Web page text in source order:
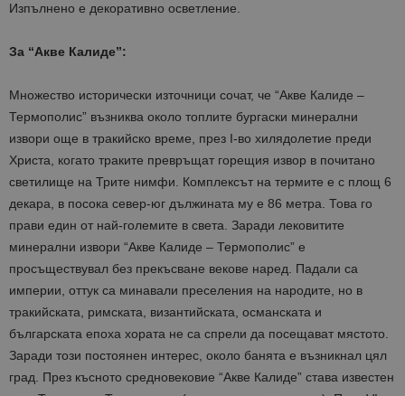
Изпълнено е декоративно осветление.
За “Акве Калиде”:
Множество исторически източници сочат, че “Акве Калиде –
Термополис” възниква около топлите бургаски минерални
извори още в тракийско време, през І-во хилядолетие преди
Христа, когато траките превръщат горещия извор в почитано
светилище на Трите нимфи. Комплексът на термите е с площ 6
декара, в посока север-юг дължината му е 86 метра. Това го
прави един от най-големите в света. Заради лековитите
минерални извори “Акве Калиде – Термополис” е
просъществувал без прекъсване векове наред. Падали са
империи, оттук са минавали преселения на народите, но в
тракийската, римската, византийската, османската и
българската епоха хората не са спрели да посещават мястото.
Заради този постоянен интерес, около банята е възникнал цял
град. През късното средновековие “Акве Калиде” става известен